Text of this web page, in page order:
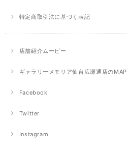
特定商取引法に基づく表記
店舗紹介ムービー
ギャラリーメモリア仙台広瀬通店のMAP
Facebook
Twitter
Instagram